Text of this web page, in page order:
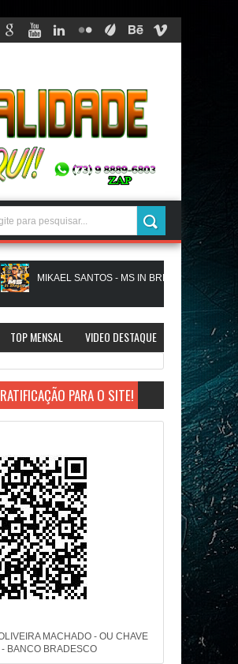
MIKAEL SANTOS - MS IN BREGA VI - AGOSTO
EM SAMPA - CD NOVO LANÇAMENTO -
TOP MENSAL VIDEO DESTAQUE
PARA O SITE!
MACHADO - OU CHAVE
BANCO BRADESCO